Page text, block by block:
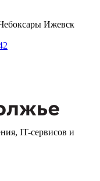
Ижевск
IT-сервисов и